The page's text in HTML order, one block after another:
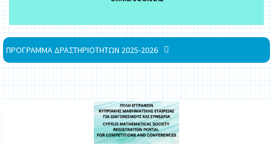
ΠΡΟΓΡΑΜΜΑ ΔΡΑΣΤΗΡΙΟΤΗΤΩΝ 2025-2026